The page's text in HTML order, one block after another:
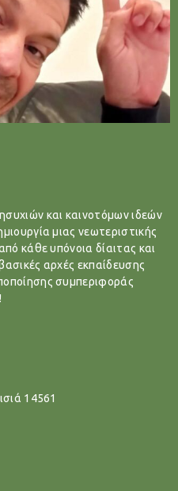
και καινοτόμων ιδεών
μιας νεωτεριστικής
κάθε υπόνοια δίαιτας και
αρχές εκπαίδευσης
συμπεριφοράς
14561